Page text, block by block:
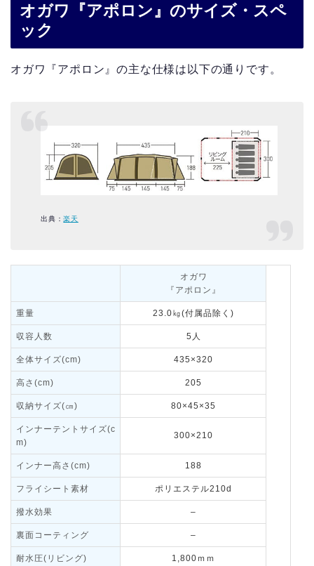
オガワ『アポロン』のサイズ・スペ
ック
オガワ『アポロン』の主な仕様は以下の通りです。
出典：楽天
オガワ
『アポロン』
重量 23.0㎏(付属品除く)
収容人数 5人
全体サイズ(cm) 435×320
高さ(cm) 205
収納サイズ(㎝) 80×45×35
インナーテントサイズ(c
m)
300×210
インナー高さ(cm) 188
フライシート素材 ポリエステル210d
撥水効果 –
裏面コーティング –
耐水圧(リビング) 1,800ｍｍ